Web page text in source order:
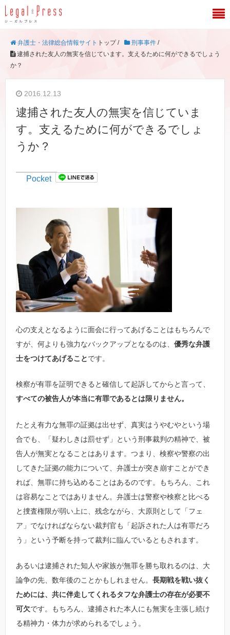
弁護士・法律総合情報サイト トップ / 刑事事件 /
逮捕された友人の無実を信じています。支えるために何ができるでしょう
か？
2016.12.13
逮捕された友人の無実を信じていま
す。支えるために何ができるでしょ
うか？
Pocket
心の支えとなるように面会に行ってあげることはもちろんで
すが、何よりも強力なバックアップとなるのは、 優秀な弁護
士をつけてあげることです。
検察が有罪を証明できると確信して起訴してからと言って、
すべての被告人が本当に有罪であるとは限りません。
たとえ有力な無罪の証拠は出せず、真実はうやむやという場
合でも、「疑わしきは罰せず」という刑事裁判の精神で、被
告人が無実となることはあります。つまり、検察や警察の出
してきた証拠の能力について、弁護士が突き崩すことができ
れば、無罪に持ち込めることはあるのです。もちろん、これ
は容易なことではありません。弁護士は警察や検察と比べる
と捜査権限が弱い上に、残念ながら、大原則として「フェ
ア」でなければならない裁判官も「起訴された人は有罪だろ
う」という予断を持って裁判に臨んでいるともされます。
あるいは逮捕された知人や家族が無罪を勝ち取れるのは、大
論争の先、数年後のことかもしれません。 長期戦を戦い抜く
ためには、共に伴走してくれるタフな弁護士の存在が必要不
可欠です。もちろん、逮捕された本人にも無実を主張し続け
る精神力・体力が求められるでしょう。